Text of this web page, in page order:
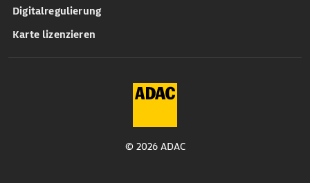
Digitalregulierung
Karte lizenzieren
© 2026 ADAC